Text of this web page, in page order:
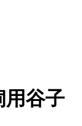
用谷子